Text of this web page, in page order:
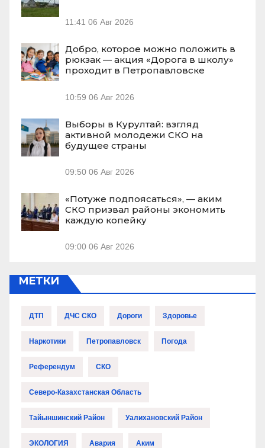
11:41 06 Авг 2026
Добро, которое можно положить в
рюкзак — акция «Дорога в школу»
проходит в Петропавловске
10:59 06 Авг 2026
Выборы в Курултай: взгляд
активной молодежи СКО на
будущее страны
09:50 06 Авг 2026
«Потуже подпоясаться», — аким
СКО призвал районы экономить
каждую копейку
09:00 06 Авг 2026
МЕТКИ
ДТП ДЧС СКО Дороги Здоровье
Наркотики Петропавловск Погода
Референдум СКО
Северо-Казахстанская Область
Тайыншинский Район Уалихановский Район
ЭКОЛОГИЯ Авария Аким